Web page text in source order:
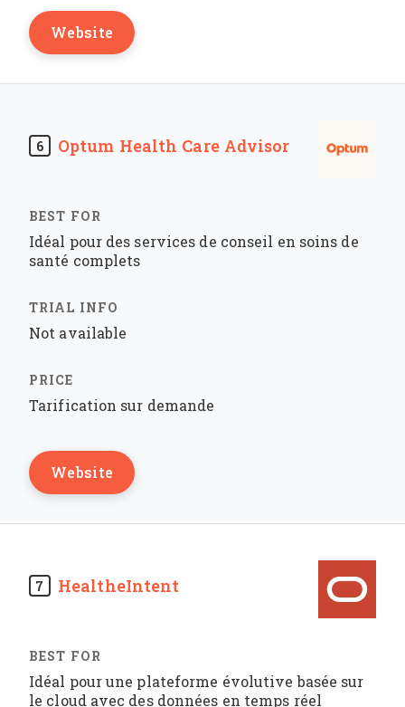
Website
6 Optum Health Care Advisor
Idéal pour des services de conseil en soins de
santé complets
Not available
Tarification sur demande
Website
7 HealtheIntent
Idéal pour une plateforme évolutive basée sur
le cloud avec des données en temps réel